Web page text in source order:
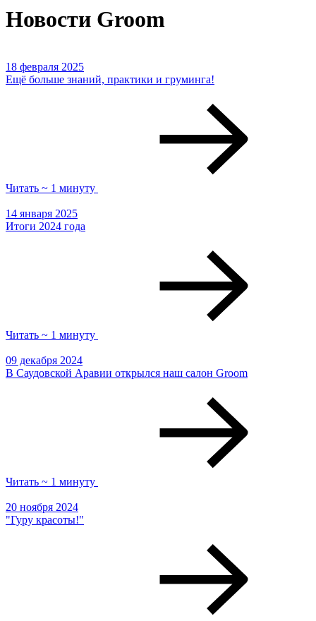
Новости Groom
18 февраля 2025
Ещё больше знаний, практики и груминга!
Читать ~ 1 минуту
14 января 2025
Итоги 2024 года
Читать ~ 1 минуту
09 декабря 2024
В Саудовской Аравии открылся наш салон Groom
Читать ~ 1 минуту
20 ноября 2024
"Гуру красоты!"